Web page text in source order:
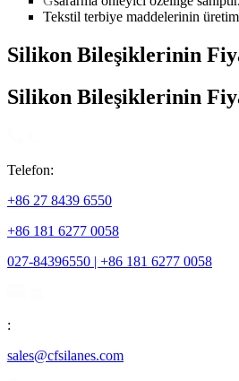
Tekstil terbiye maddelerinin
Silikon Bileşiklerinin
Silikon Bileşiklerinin
Telefon:
+86 27 8439 6550
+86 181 6277 0058
027-84396550 | +86 181 6277 0058
:
sales@cfsilanes.com